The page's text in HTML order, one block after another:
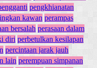
pengkhianatan
kawan perampas
bersalah perasaan dalam
diri perbetulkan kesilapan
percintaan jarak jauh
lain perempuan simpanan